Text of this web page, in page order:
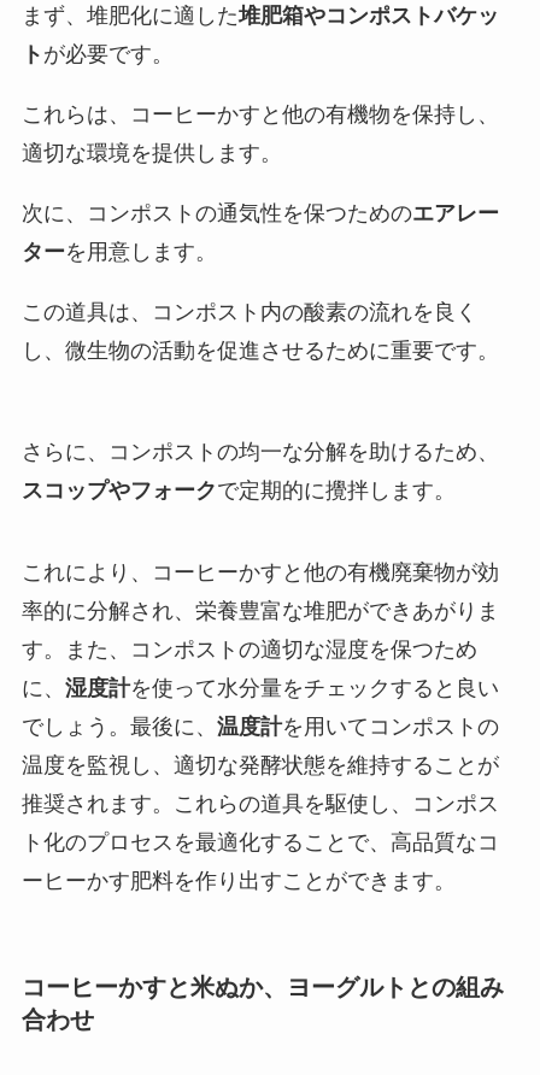
まず、堆肥化に適した堆肥箱やコンポストバケッ
ト が必要です。
これらは、コーヒーかすと他の有機物を保持し、
適切な環境を提供します。
次に、コンポストの通気性を保つためのエアレー
ターを用意します。
この道具は、コンポスト内の酸素の流れを良く
し、微生物の活動を促進させるために重要です。
さらに、コンポストの均一な分解を助けるため、
スコップやフォークで定期的に攪拌します。
これにより、コーヒーかすと他の有機廃棄物が効
率的に分解され、栄養豊富な堆肥ができあがりま
す。また、コンポストの適切な湿度を保つため
に、 湿度計を使って水分量をチェックすると良い
でしょう。最後に、 温度計を用いてコンポストの
温度を監視し、適切な発酵状態を維持することが
推奨されます。これらの道具を駆使し、コンポス
ト化のプロセスを最適化することで、高品質なコ
ーヒーかす肥料を作り出すことができます。
コーヒーかすと米ぬか、ヨーグルトとの組み
合わせ